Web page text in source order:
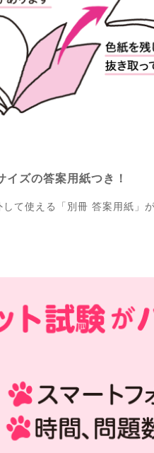
イズの答案用紙つき！
て使える「別冊 答案用紙」